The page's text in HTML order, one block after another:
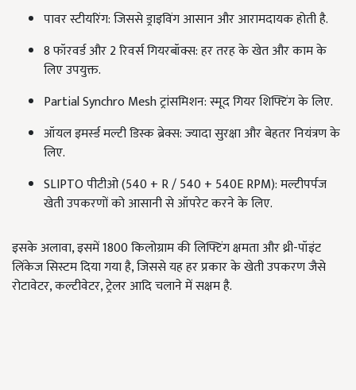
पावर स्टीयरिंग: जिससे ड्राइविंग आसान और आरामदायक होती है.
8 फॉरवर्ड और 2 रिवर्स गियरबॉक्स: हर तरह के खेत और काम के
लिए उपयुक्त.
Partial Synchro Mesh ट्रांसमिशन: स्मूद गियर शिफ्टिंग के लिए.
ऑयल इमर्स्ड मल्टी डिस्क ब्रेक्स: ज्यादा सुरक्षा और बेहतर नियंत्रण के
लिए.
SLIPTO पीटीओ (540 + R / 540 + 540E RPM): मल्टीपर्पज
खेती उपकरणों को आसानी से ऑपरेट करने के लिए.
इसके अलावा, इसमें 1800 किलोग्राम की लिफ्टिंग क्षमता और थ्री-पॉइंट
लिंकेज सिस्टम दिया गया है, जिससे यह हर प्रकार के खेती उपकरण जैसे
रोटावेटर, कल्टीवेटर, ट्रेलर आदि चलाने में सक्षम है.